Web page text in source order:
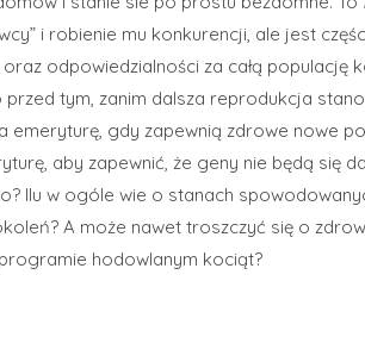
i robienie mu konkurencji, ale jest
odpowiedzialności za całą populację
tym, zanim dalsza reprodukcja
gdy zapewnią zdrowe nowe
aby zapewnić, że geny nie będą się
Ilu w ogóle wie o stanach
A może nawet troszczyć się o
hodowlanym kociąt?